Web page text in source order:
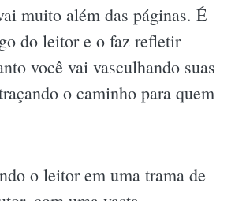
muito além das páginas. É
do leitor e o faz refletir
você vai vasculhando suas
o caminho para quem
o leitor em uma trama de